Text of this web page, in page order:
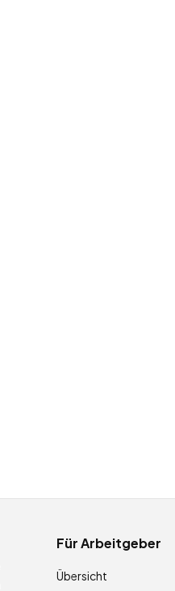
Für Arbeitgeber
Übersicht